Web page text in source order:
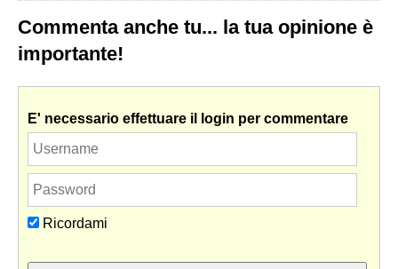
Commenta anche tu... la tua opinione è
importante!
E' necessario effettuare il login per commentare
Ricordami